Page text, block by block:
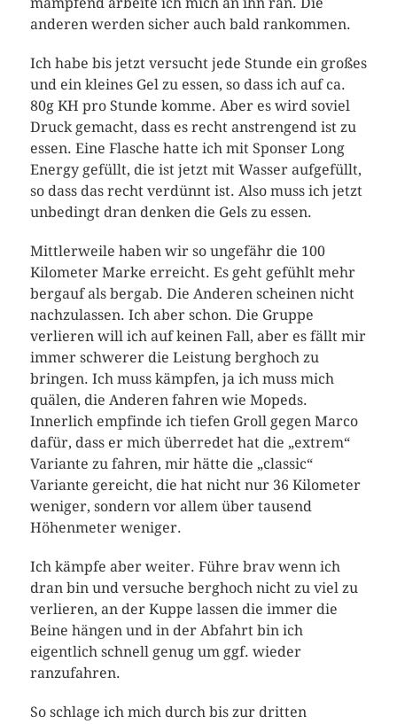
anderen werden sicher auch bald rankommen.
Ich habe bis jetzt versucht jede Stunde ein großes
und ein kleines Gel zu essen, so dass ich auf ca.
80g KH pro Stunde komme. Aber es wird soviel
Druck gemacht, dass es recht anstrengend ist zu
essen. Eine Flasche hatte ich mit Sponser Long
Energy gefüllt, die ist jetzt mit Wasser aufgefüllt,
so dass das recht verdünnt ist. Also muss ich jetzt
unbedingt dran denken die Gels zu essen.
Mittlerweile haben wir so ungefähr die 100
Kilometer Marke erreicht. Es geht gefühlt mehr
bergauf als bergab. Die Anderen scheinen nicht
nachzulassen. Ich aber schon. Die Gruppe
verlieren will ich auf keinen Fall, aber es fällt mir
immer schwerer die Leistung berghoch zu
bringen. Ich muss kämpfen, ja ich muss mich
quälen, die Anderen fahren wie Mopeds.
Innerlich empfinde ich tiefen Groll gegen Marco
dafür, dass er mich überredet hat die „extrem“
Variante zu fahren, mir hätte die „classic“
Variante gereicht, die hat nicht nur 36 Kilometer
weniger, sondern vor allem über tausend
Höhenmeter weniger.
Ich kämpfe aber weiter. Führe brav wenn ich
dran bin und versuche berghoch nicht zu viel zu
verlieren, an der Kuppe lassen die immer die
Beine hängen und in der Abfahrt bin ich
eigentlich schnell genug um ggf. wieder
ranzufahren.
So schlage ich mich durch bis zur dritten